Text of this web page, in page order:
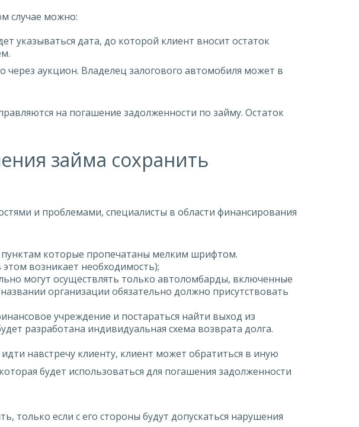
случае можно:
указываться дата, до которой клиент вносит остаток
аукцион. Владелец залогового автомобиля может в
на погашение задолженности по займу. Остаток
займа сохранить
и проблемами, специалисты в области финансирования
которые пропечатаны мелким шрифтом.
возникает необходимость);
могут осуществлять только автоломбарды, включенные
организации обязательно должно присутствовать
учреждение и постараться найти выход из
разработана индивидуальная схема возврата долга.
навстречу клиенту, клиент может обратиться в иную
будет использоваться для погашения задолженности
только если с его стороны будут допускаться нарушения